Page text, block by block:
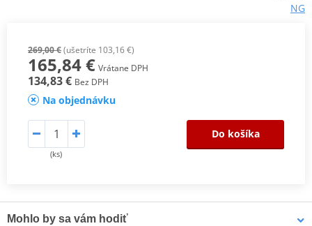
NG
269,00 €(ušetríte 103,16 €)
165,84 € Vrátane DPH
134,83 € Bez DPH
Na objednávku
(ks)
Do košíka
Mohlo by sa vám hodiť